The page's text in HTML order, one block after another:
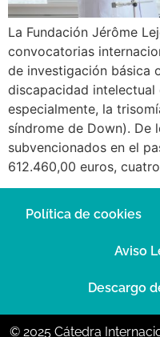
La Fundación Jérôme
convocatorias
de investigación básica
discapacidad intelectual
especialmente, la
síndrome de Down). De
subvencionados en el
612.460,00 euros,
Política de cookies
Aviso
Descargo
© 2025 Cátedra